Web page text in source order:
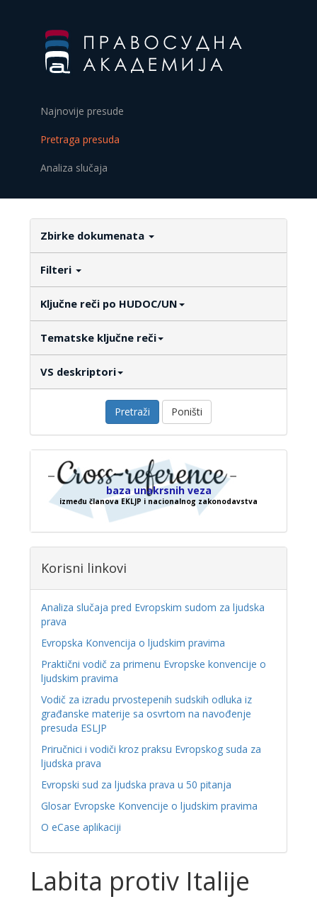
Najnovije presude
Pretraga presuda
Analiza slučaja
Zbirke dokumenata
Filteri
Ključne reči po HUDOC/UN
Tematske ključne reči
VS deskriptori
Pretraži Poništi
baza unakrsnih veza
između članova EKLJP i nacionalnog zakonodavstva
Korisni linkovi
Analiza slučaja pred Evropskim sudom za ljudska
prava
Evropska Konvencija o ljudskim pravima
Praktični vodič za primenu Evropske konvencije o
ljudskim pravima
Vodič za izradu prvostepenih sudskih odluka iz
građanske materije sa osvrtom na navođenje
presuda ESLJP
Priručnici i vodiči kroz praksu Evropskog suda za
ljudska prava
Evropski sud za ljudska prava u 50 pitanja
Glosar Evropske Konvencije o ljudskim pravima
O eCase aplikaciji
Labita protiv Italije